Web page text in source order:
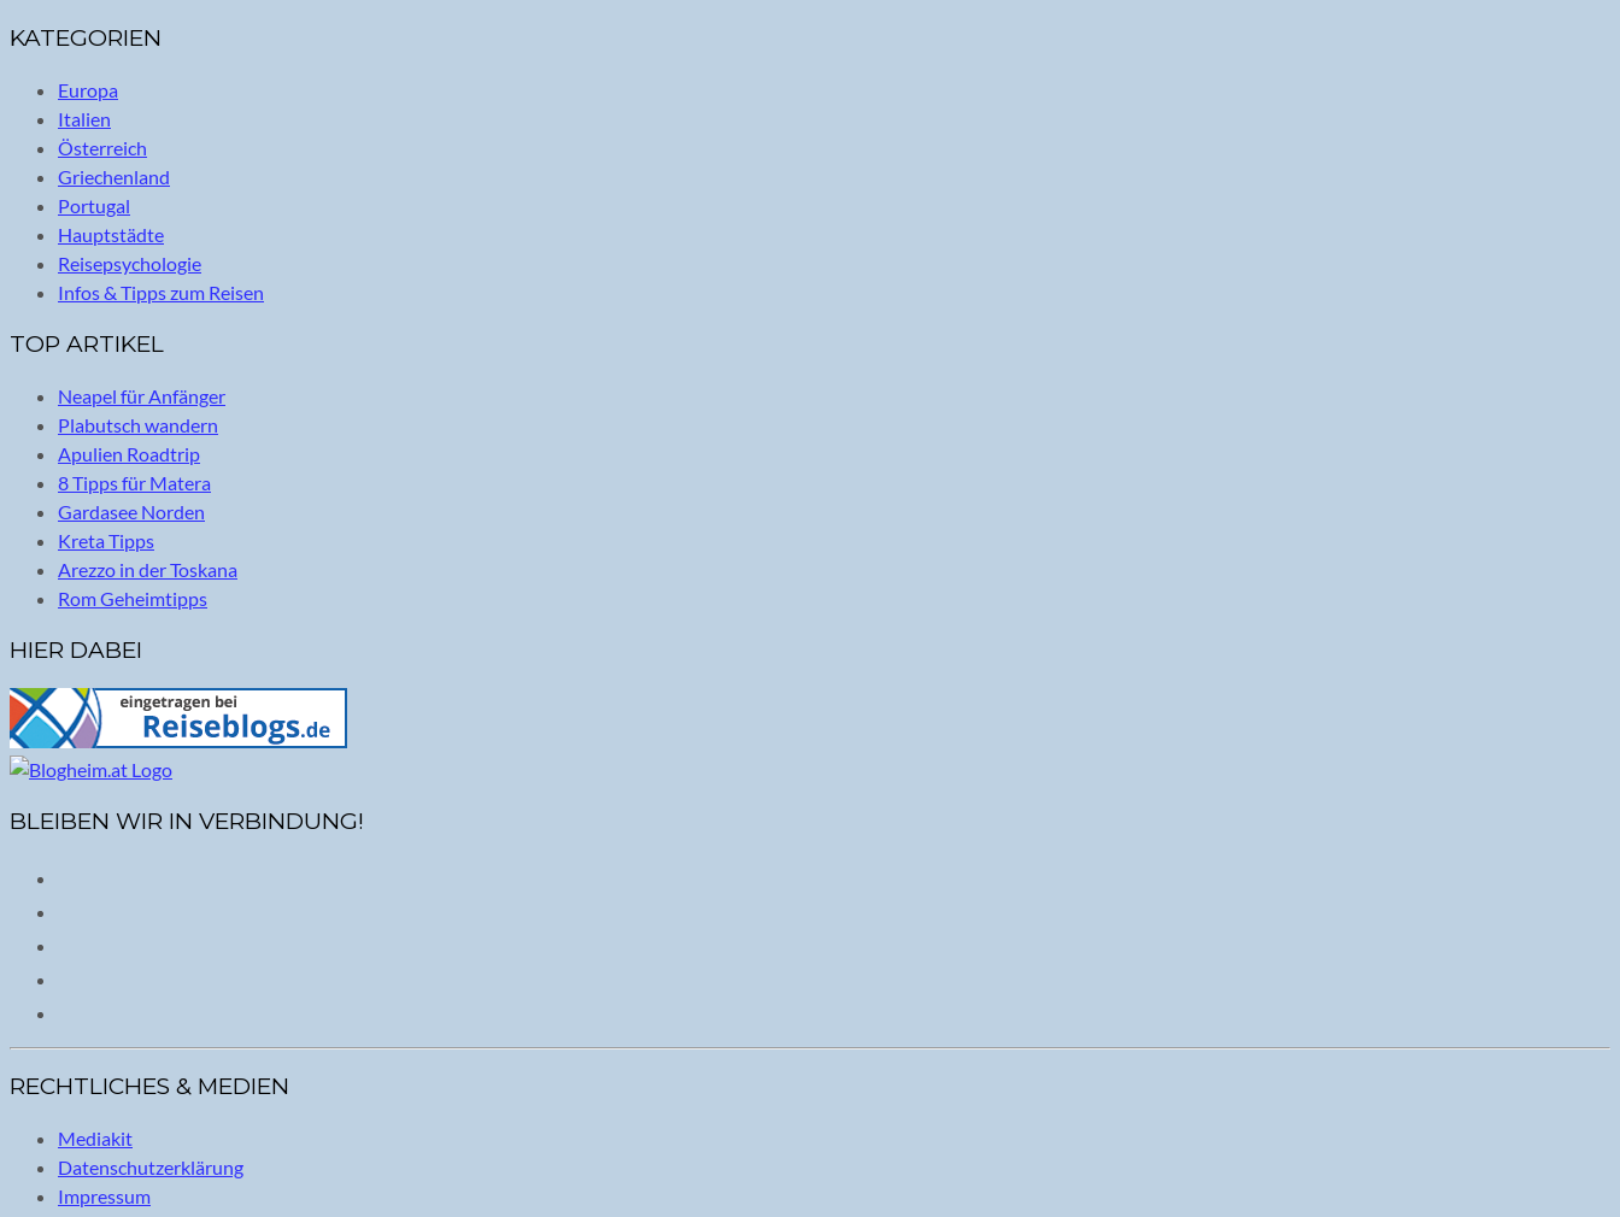
KATEGORIEN
Europa
Italien
Österreich
Griechenland
Portugal
Hauptstädte
Reisepsychologie
Infos & Tipps zum Reisen
TOP ARTIKEL
Neapel für Anfänger
Plabutsch wandern
Apulien Roadtrip
8 Tipps für Matera
Gardasee Norden
Kreta Tipps
Arezzo in der Toskana
Rom Geheimtipps
HIER DABEI
BLEIBEN WIR IN VERBINDUNG!
RECHTLICHES & MEDIEN
Mediakit
Datenschutzerklärung
Impressum